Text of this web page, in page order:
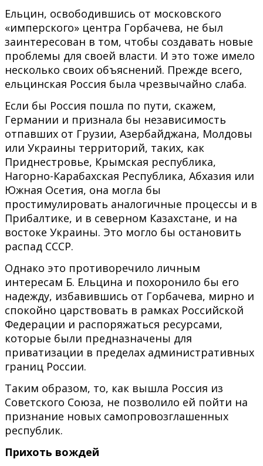
Ельцин, освободившись от московского
«имперского» центра Горбачева, не был
заинтересован в том, чтобы создавать новые
проблемы для своей власти. И это тоже имело
несколько своих объяснений. Прежде всего,
ельцинская Россия была чрезвычайно слаба.
Если бы Россия пошла по пути, скажем,
Германии и признала бы независимость
отпавших от Грузии, Азербайджана, Молдовы
или Украины территорий, таких, как
Приднестровье, Крымская республика,
Нагорно-Карабахская Республика, Абхазия или
Южная Осетия, она могла бы
простимулировать аналогичные процессы и в
Прибалтике, и в северном Казахстане, и на
востоке Украины. Это могло бы остановить
распад СССР.
Однако это противоречило личным
интересам Б. Ельцина и похоронило бы его
надежду, избавившись от Горбачева, мирно и
спокойно царствовать в рамках Российской
Федерации и распоряжаться ресурсами,
которые были предназначены для
приватизации в пределах административных
границ России.
Таким образом, то, как вышла Россия из
Советского Союза, не позволило ей пойти на
признание новых самопровозглашенных
республик.
Прихоть вождей